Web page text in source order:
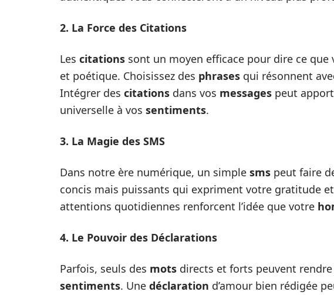
2. La Force des Citations
Les citations sont un moyen efficace pour dire ce
et poétique. Choisissez des phrases qui résonnent
Intégrer des citations dans vos messages peut
universelle à vos sentiments.
3. La Magie des SMS
Dans notre ère numérique, un simple sms peut faire
concis mais puissants qui expriment votre gratitude
attentions quotidiennes renforcent l’idée que votre
4. Le Pouvoir des Déclarations
Parfois, seuls des mots directs et forts peuvent
sentiments. Une déclaration d’amour bien rédigée